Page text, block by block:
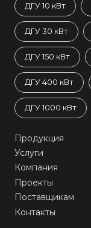
ДГУ 10 кВт
ДГУ 30 кВт
ДГУ 150 кВт
ДГУ 400 кВт
ДГУ 1000 кВт
Продукция
Услуги
Компания
Проекты
Поставщикам
Контакты